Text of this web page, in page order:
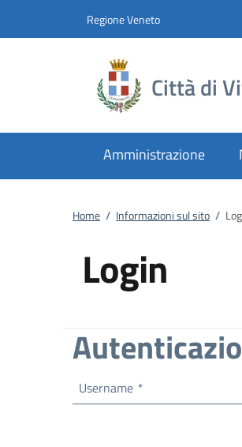
Regione Veneto
Città di
Amministrazione
Home / Informazioni sul sito /
Login
Username *